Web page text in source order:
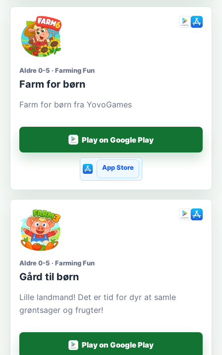
Aldre 0-5 · Farming Fun
Farm for børn
Farm for børn fra YovoGames
Play on Google Play
App Store
Aldre 0-5 · Farming Fun
Gård til børn
Lille landmand! Det er tid for dyr at samle
grøntsager og frugter!
Play on Google Play